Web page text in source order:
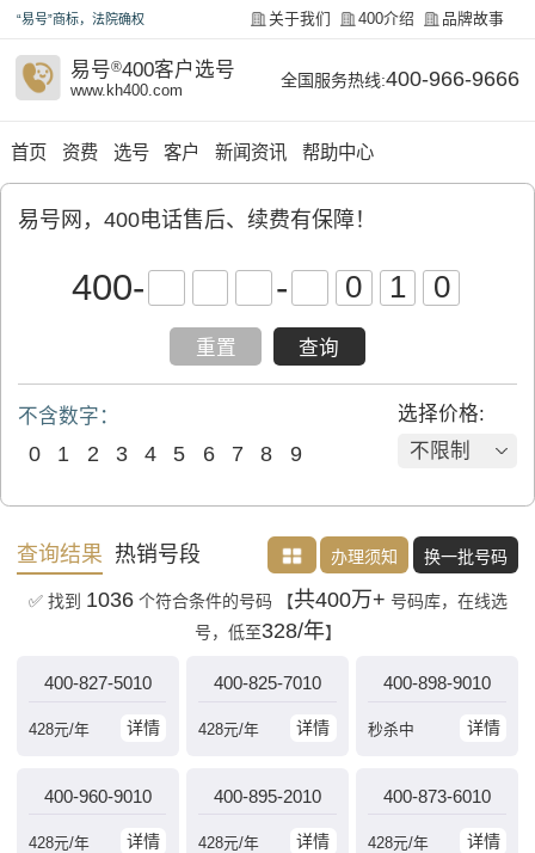
“易号”商标，法院确权 关于我们 400介绍 品牌故事
易号®400客户选号
www.kh400.com
全国服务热线:400-966-9666
首页 资费 选号 客户 新闻资讯 帮助中心
易号网，400电话售后、续费有保障！
400- -
重置 查询
不含数字：
0 1 2 3 4 5 6 7 8 9
选择价格:
不限制
查询结果 热销号段 办理须知 换一批号码
✅ 找到 1036个符合条件的号码 【共400万+ 号码库，在线选
号，低至328/年】
400-827-5010
详情
428元/年
400-825-7010
详情
428元/年
400-898-9010
详情
秒杀中
400-960-9010
详情
428元/年
400-895-2010
详情
428元/年
400-873-6010
详情
428元/年